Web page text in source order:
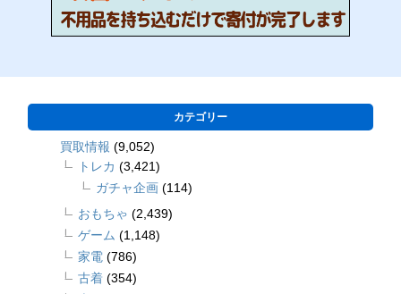
カテゴリー
買取情報 (9,052)
トレカ (3,421)
ガチャ企画 (114)
おもちゃ (2,439)
ゲーム (1,148)
家電 (786)
古着 (354)